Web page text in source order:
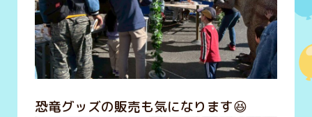
恐竜グッズの販売も気になります😆